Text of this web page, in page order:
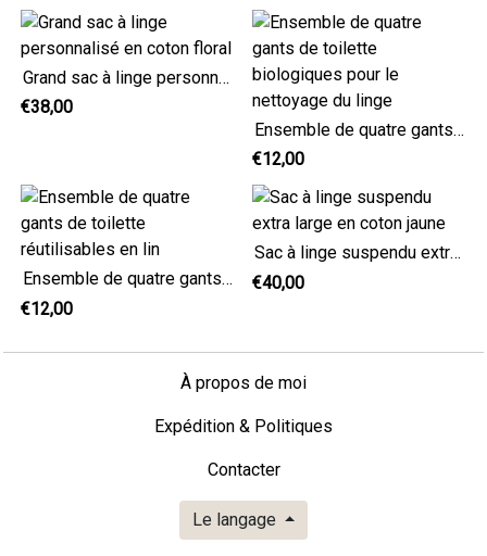
Grand sac à linge personnalisé en coton floral
€38,00
Ensemble de quatre gants de toilette biologiques pour le nettoyage du linge
€12,00
Ensemble de quatre gants de toilette réutilisables en lin
€12,00
Sac à linge suspendu extra large en coton jaune
€40,00
À propos de moi
Expédition & Politiques
Contacter
Le langage